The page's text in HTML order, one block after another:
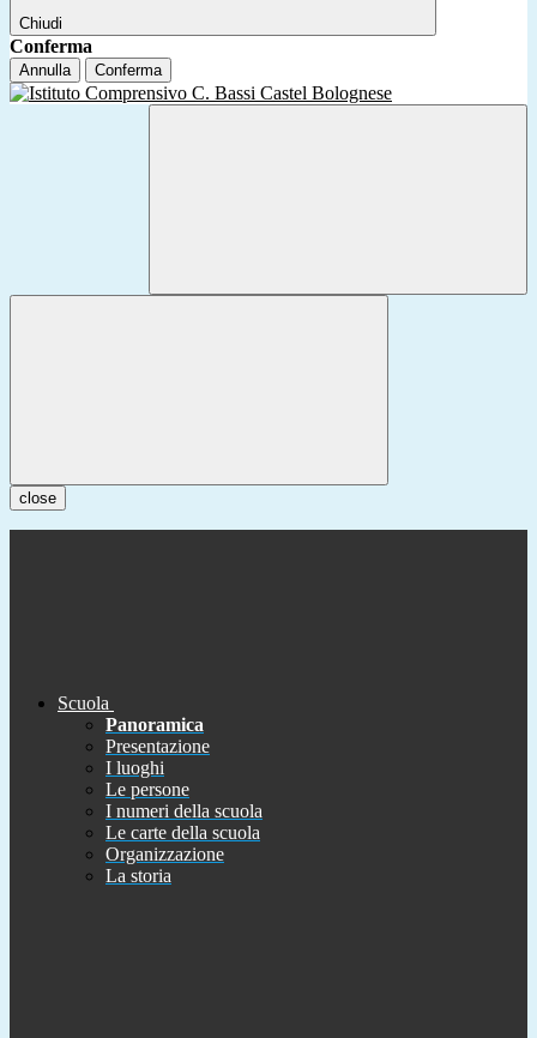
Chiudi
Conferma
Annulla Conferma
close
Scuola
Panoramica
Presentazione
I luoghi
Le persone
I numeri della scuola
Le carte della scuola
Organizzazione
La storia